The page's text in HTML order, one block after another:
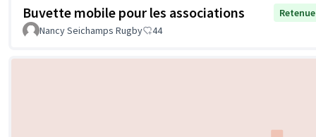
Buvette mobile pour les associations
Retenue
Nancy Seichamps Rugby
44